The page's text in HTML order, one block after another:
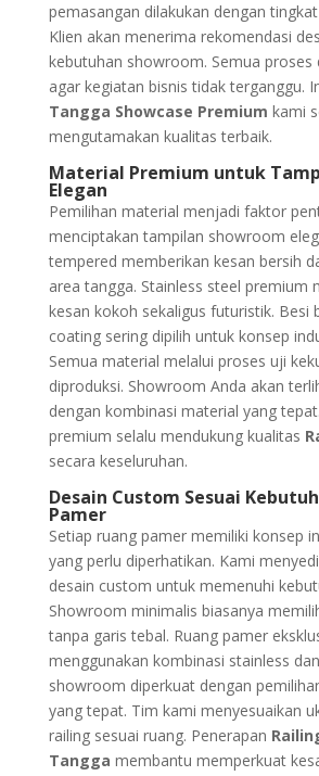
pemasangan dilakukan dengan
Klien akan menerima rekomendasi
kebutuhan showroom. Semua proses
agar kegiatan bisnis tidak terganggu.
Tangga Showcase Premium kami
mengutamakan kualitas terbaik.
Material Premium untuk
Elegan
Pemilihan material menjadi faktor
menciptakan tampilan showroom
tempered memberikan kesan bersih
area tangga. Stainless steel premium
kesan kokoh sekaligus futuristik. Besi
coating sering dipilih untuk konsep
Semua material melalui proses uji
diproduksi. Showroom Anda akan
dengan kombinasi material yang
premium selalu mendukung kualitas
secara keseluruhan.
Desain Custom Sesuai
Pamer
Setiap ruang pamer memiliki konsep
yang perlu diperhatikan. Kami
desain custom untuk memenuhi
Showroom minimalis biasanya
tanpa garis tebal. Ruang pamer
menggunakan kombinasi stainless
showroom diperkuat dengan
yang tepat. Tim kami menyesuaikan
railing sesuai ruang. Penerapan
Tangga membantu memperkuat